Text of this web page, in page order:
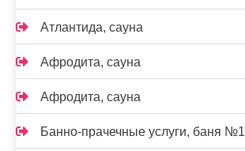
Атлантида, сауна
Афродита, сауна
Афродита, сауна
Банно-прачечные услуги, баня №1